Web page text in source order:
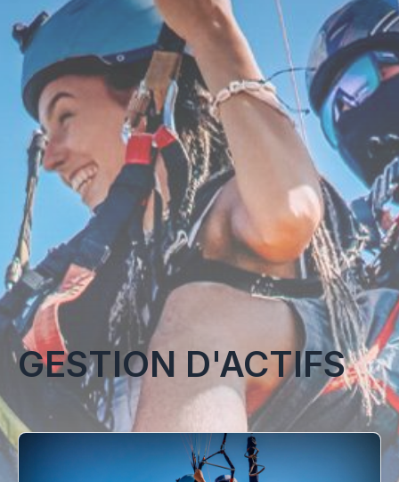
GESTION D'ACTIFS